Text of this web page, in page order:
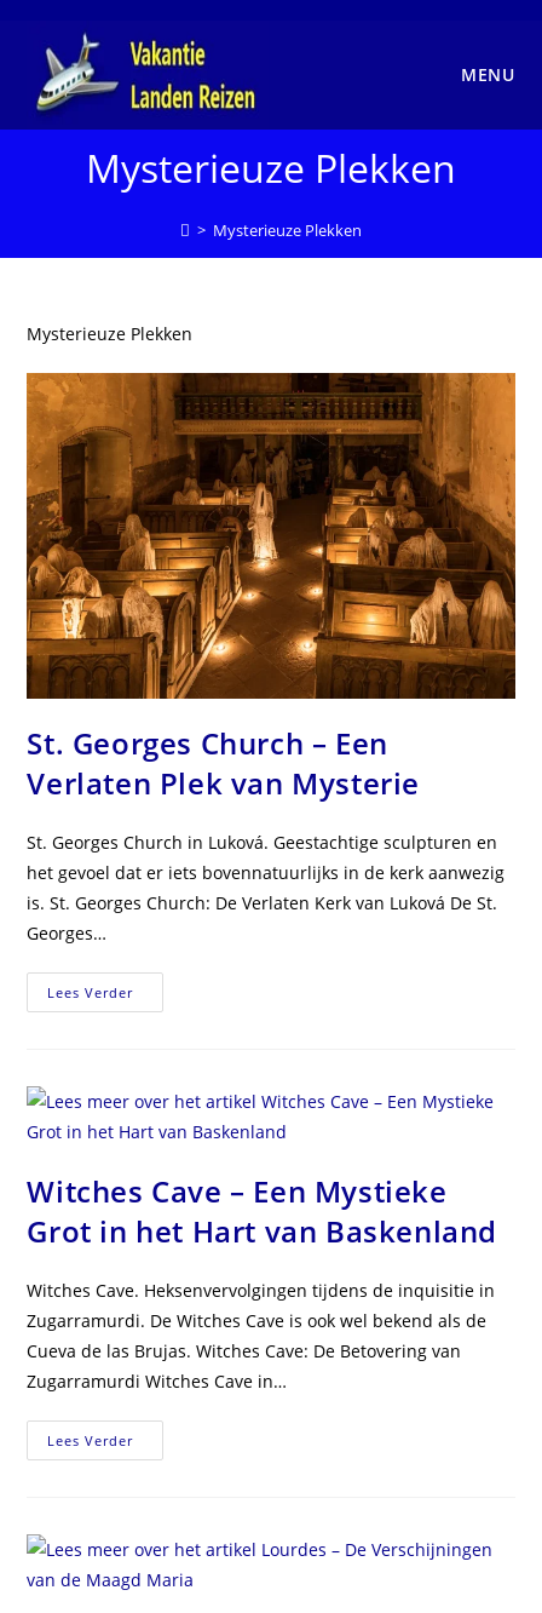
inhoud
MENU
Mysterieuze Plekken
> Mysterieuze Plekken
Mysterieuze Plekken
St. Georges Church – Een
Verlaten Plek van Mysterie
St. Georges Church in Luková. Geestachtige sculpturen en
het gevoel dat er iets bovennatuurlijks in de kerk aanwezig
is. St. Georges Church: De Verlaten Kerk van Luková De St.
Georges…
Lees VerderSt.
Georges
Plek
Van
Mysterie
Witches Cave – Een Mystieke
Grot in het Hart van Baskenland
Witches Cave. Heksenvervolgingen tijdens de inquisitie in
Zugarramurdi. De Witches Cave is ook wel bekend als de
Cueva de las Brujas. Witches Cave: De Betovering van
Zugarramurdi Witches Cave in…
Lees VerderWitches
Cave
In
Het
Hart
Van